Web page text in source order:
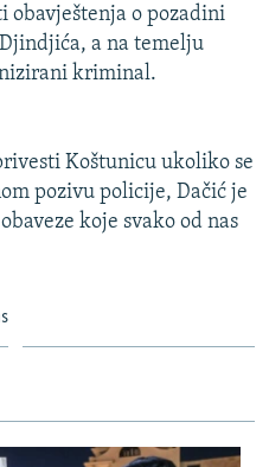
o pozadini
a na temelju
kriminal.
Koštunicu ukoliko se
pozivu policije, Dačić je
koje svako od nas